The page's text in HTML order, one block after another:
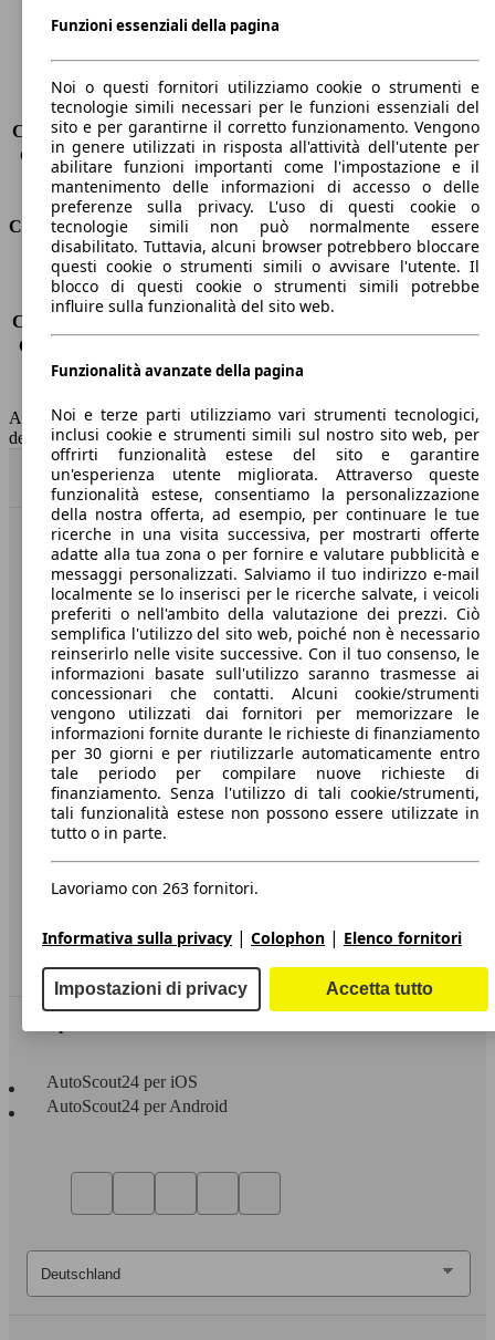
Carico massimo
-
Porte
5
Sedili
5
Carico sul tetto
-
Capacità di traino (senza freni) -
Capacità di traino (con freni)
1600 kg
Volume del bagagliaio
375 - 1354 l
Consumi
Emissioni di CO2*
117 g/km (komb.)
Consumo (urbano)
5.5 l/100km
Consumo (extra-urbano)
Consumo (combinato)*
Classe di emissione
Euro 6
AutoScout24 non si assume alcuna responsabilità per la correttezza
dei dati.
Torna su
Benvenuti su AutoScout24, il mercato auto europeo.
Società
A proposito di AutoScout24
Stampa
Media
Condizioni generali
Informazioni
Dichiarazione di Accessibilità
Servizi
Area rivenditori
AutoScout24 per iOS
AutoScout24 per Android
Funzioni essenziali della pagina
Noi o questi fornitori utilizziamo cookie o strumenti e
tecnologie simili necessari per le funzioni essenziali del
sito e per garantirne il corretto funzionamento. Vengono
in genere utilizzati in risposta all'attività dell'utente per
abilitare funzioni importanti come l'impostazione e il
mantenimento delle informazioni di accesso o delle
preferenze sulla privacy. L'uso di questi cookie o
tecnologie simili non può normalmente essere
disabilitato. Tuttavia, alcuni browser potrebbero bloccare
questi cookie o strumenti simili o avvisare l'utente. Il
blocco di questi cookie o strumenti simili potrebbe
influire sulla funzionalità del sito web.
Funzionalità avanzate della pagina
Noi e terze parti utilizziamo vari strumenti tecnologici,
inclusi cookie e strumenti simili sul nostro sito web, per
offrirti funzionalità estese del sito e garantire
un'esperienza utente migliorata. Attraverso queste
funzionalità estese, consentiamo la personalizzazione
della nostra offerta, ad esempio, per continuare le tue
ricerche in una visita successiva, per mostrarti offerte
adatte alla tua zona o per fornire e valutare pubblicità e
messaggi personalizzati. Salviamo il tuo indirizzo e-mail
localmente se lo inserisci per le ricerche salvate, i veicoli
preferiti o nell'ambito della valutazione dei prezzi. Ciò
semplifica l'utilizzo del sito web, poiché non è necessario
reinserirlo nelle visite successive. Con il tuo consenso, le
informazioni basate sull'utilizzo saranno trasmesse ai
concessionari che contatti. Alcuni cookie/strumenti
vengono utilizzati dai fornitori per memorizzare le
informazioni fornite durante le richieste di finanziamento
per 30 giorni e per riutilizzarle automaticamente entro
tale periodo per compilare nuove richieste di
finanziamento. Senza l'utilizzo di tali cookie/strumenti,
tali funzionalità estese non possono essere utilizzate in
tutto o in parte.
Lavoriamo con 263 fornitori.
Informativa sulla privacy | Colophon | Elenco fornitori
Impostazioni di privacy Accetta tutto